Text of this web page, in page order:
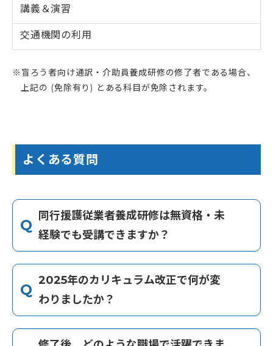
講義＆演習
交通機関の利用
盲ろう者向け通訳・介助員養成研修の修了者である場合、
上記の (免除有り) とある科目が免除されます。
よくある質問
同行援護従業者養成研修は無資格・未
経験でも受講できますか？
A
はい、無資格・未経験の方でも受講できま
す。
2025年のカリキュラム改正で何が変
わりましたか？